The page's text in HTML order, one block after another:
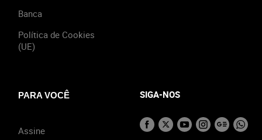
Banca
Política de Cookies
(UE)
PARA VOCÊ
Assine
SIGA-NOS